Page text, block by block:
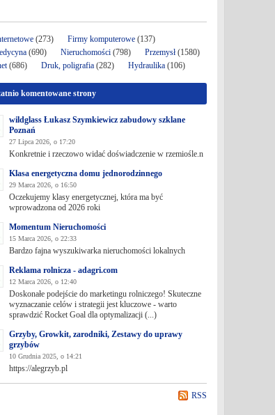
(273) Firmy komputerowe (137)
(690) Nieruchomości (798) Przemysł(1580)
(686) Druk, poligrafia (282) Hydraulika (106)
komentowane strony
wildglass Łukasz Szymkiewicz zabudowy szklane
Poznań
27 Lipca 2026, o 17:20
Konkretnie i rzeczowo widać doświadczenie w rzemiośle.n
Klasa energetyczna domu jednorodzinnego
29 Marca 2026, o 16:50
Oczekujemy klasy energetycznej, która ma być
wprowadzona od 2026 roki
Momentum Nieruchomości
15 Marca 2026, o 22:33
Bardzo fajna wyszukiwarka nieruchomości lokalnych
Reklama rolnicza - adagri.com
12 Marca 2026, o 12:40
Doskonałe podejście do marketingu rolniczego! Skuteczne
wyznaczanie celów i strategii jest kluczowe - warto
sprawdzić Rocket Goal dla optymalizacji (...)
Grzyby, Growkit, zarodniki, Zestawy do uprawy
grzybów
10 Grudnia 2025, o 14:21
https://alegrzyb.pl
RSS